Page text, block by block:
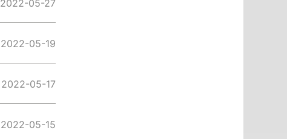
2022-05-27
2022-05-19
2022-05-17
2022-05-15